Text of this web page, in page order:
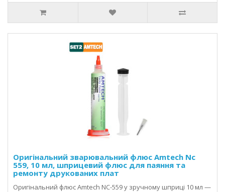
Оригінальний зварювальний флюс Amtech Nc
559, 10 мл, шприцевий флюс для паяння та
ремонту друкованих плат
Оригінальний флюс Amtech NC-559 у зручному шприці 10 мл —